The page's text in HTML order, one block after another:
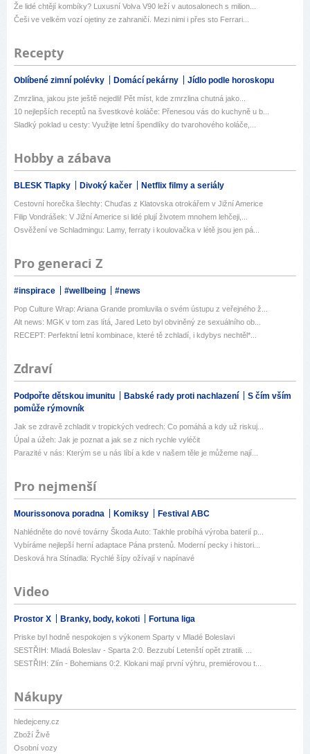
Že lidé chtějí kombíky? Luxusní Volva V90 leží v autosalonech s milion...
Češi ve velkém vozí ojetiny ze zahraničí. Mezi nimi i přes sto Ferrari...
Recepty
Oblíbené zimní polévky Domácí pekárny Jídlo podle horoskopu
Zmrzlina, jakou jste ještě nejedli! Pět míst, kde zmrzlina chutná jako...
10 nejlepších receptů na švestkové koláče: Přenesou vás do kuchyně u b...
Sladký poklad u cesty: Využijte letní špendlíky do tvarohového koláče,...
Hobby a zábava
BLESK Tlapky Divoký kačer Netflix filmy a seriály
Cestovní horečka šlechty: Chuďas z Klatovska otrokářem v Jižní Americe
Filip Vondrášek: V Jižní Americe si lidé plují životem mnohem lehčeji,...
Osvěžení ve Schladmingu: Lamy, ferraty i koulovačka v létě jsou jen pá...
Pro generaci Z
#inspirace #wellbeing #news
Pop Culture Wrap: Ariana Grande promluvila o svém ústupu z veřejného ž...
Alt news: MGK v tom zas lítá, Jared Leto byl obviněný ze sexuálního ob...
RECEPT: Perfektní letní kombinace, které tě zchladí, i kdybys nechtěl*...
Zdraví
Podpořte dětskou imunitu Babské rady proti nachlazení
S čím vším
pomůže rýmovník
Jak se zdravě zchladit v tropických vedrech: Co pomáhá a kdy už riskuj...
Úpal a úžeh: Jak je poznat a jak se z nich rychle vyléčit
Parazité v nás: Kterým se u nás líbí a kde v našem těle je můžeme nají...
Pro nejmenší
Mourissonova poradna Komiksy Festival ABC
Nahlédněte do nové továrny Škoda Auto: Takhle probíhá výroba baterií p...
Vybíráme nejlepší herní adaptace Pána prstenů. Moderní pecky i histori...
Desková hra Stínadla: Rychlé šípy ožívají v napínavé
Video
Prostor X Branky, body, kokoti Fortuna liga
Priske byl hodně nespokojen s výkonem Sparty v Mladé Boleslavi
SESTŘIH: Mladá Boleslav - Sparta 2:0. Bezzubí Letenští opět ztratili. ...
SESTŘIH: Zlín - Bohemians 0:2. Klokani mají první výhru, premiérovou t...
Nákupy
hledejceny.cz
Zboží Živě
Osobní vozy